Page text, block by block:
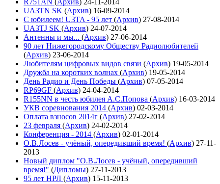
UA3TN SK (Архив) 16-09-2014
С юбилеем! U3TA - 95 лет (Архив) 27-08-2014
UA3TJ SK (Архив) 24-07-2014
Антенны и мы... (Архив) 27-06-2014
90 лет Нижегородскому Обществу Радиолюбителей
(Архив) 23-06-2014
Любителям цифровых видов связи (Архив) 19-05-2014
Дружба на коротких волнах (Архив) 19-05-2014
День Радио и День Победы (Архив) 07-05-2014
RP69GF (Архив) 24-04-2014
R155NN в честь юбилея А.С.Попова (Архив) 16-03-2014
УКВ соревнования 2014 (Архив) 02-03-2014
Оплата взносов 2014г (Архив) 27-02-2014
23 февраля (Архив) 24-02-2014
Конференция - 2014 (Архив) 02-01-2014
О.В.Лосев - учёный, опередивший время! (Архив) 27-11-
2013
Новый диплом "О.В.Лосев - учёный, опередивший
время!" (Дипломы) 27-11-2013
95 лет НРЛ (Архив) 15-11-2013